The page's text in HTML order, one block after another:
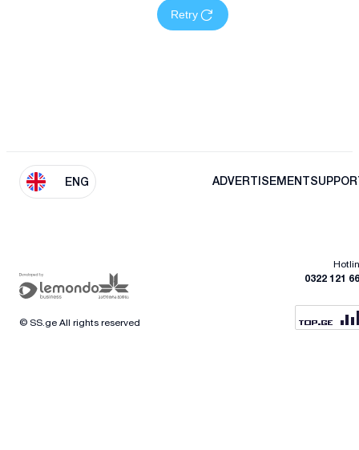
Retry
ENG ADVERTISEMENT
0322 121
© SS.ge All rights reserved